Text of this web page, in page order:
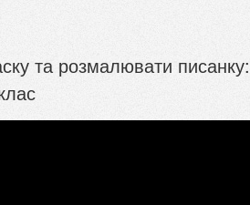
та розмалювати писанку: